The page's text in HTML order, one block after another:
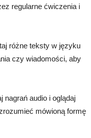
regularne ćwiczenia i
różne teksty w języku
czy wiadomości, aby
nagrań audio i oglądaj
mówioną formę